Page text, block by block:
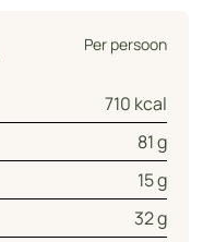
Per persoon
710 kcal
81 g
15 g
32 g